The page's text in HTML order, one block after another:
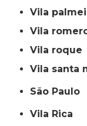
vila
vila
vila roque
vila santa
São Paulo
Vila Rica